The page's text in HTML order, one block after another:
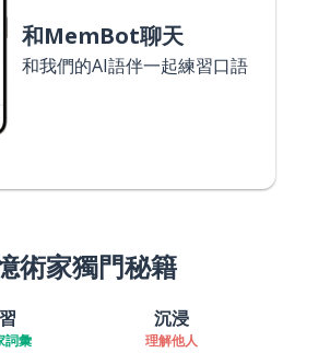
和MemBot聊天
和我們的AI語伴一起練習口語
術家獨門秘籍
詞彙
沉浸
理解他人